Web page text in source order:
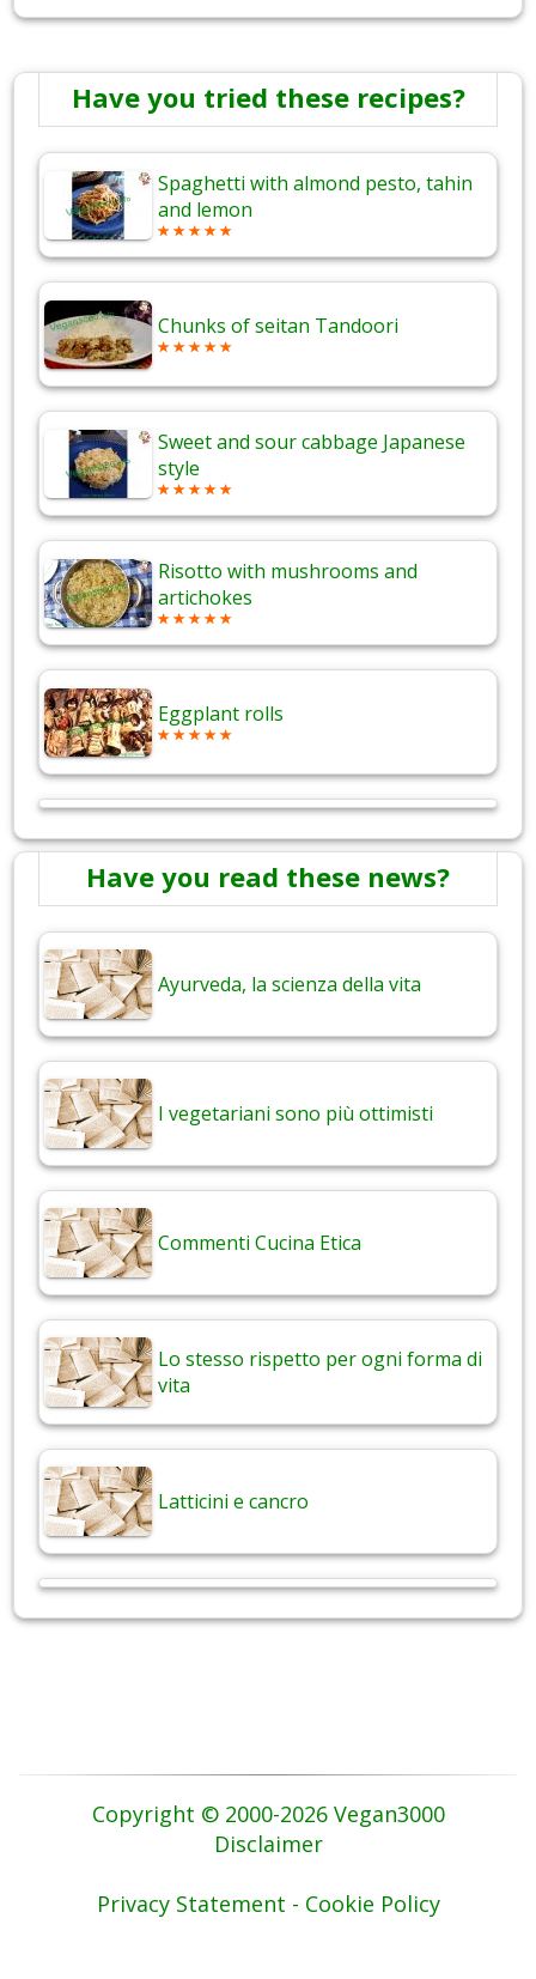
Have you tried these recipes?
Spaghetti with almond pesto, tahin
and lemon
Chunks of seitan Tandoori
Sweet and sour cabbage Japanese
style
Risotto with mushrooms and
artichokes
Eggplant rolls
Have you read these news?
Ayurveda, la scienza della vita
I vegetariani sono più ottimisti
Commenti Cucina Etica
Lo stesso rispetto per ogni forma di
vita
Latticini e cancro
Copyright © 2000-2026 Vegan3000
Disclaimer
Privacy Statement - Cookie Policy